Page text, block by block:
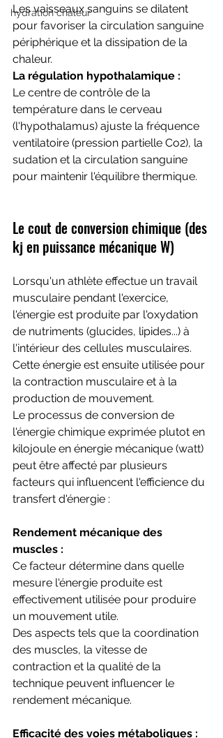
hydration chaleur
Les vaisseaux sanguins se dilatent
pour favoriser la circulation sanguine
périphérique et la dissipation de la
chaleur.
La régulation hypothalamique :
Le centre de contrôle de la
température dans le cerveau
(l'hypothalamus) ajuste la fréquence
ventilatoire (pression partielle Co2), la
sudation et la circulation sanguine
pour maintenir l'équilibre thermique.
Le cout de conversion chimique (des
kj en puissance mécanique W)
Lorsqu'un athlète effectue un travail
musculaire pendant l'exercice,
l'énergie est produite par l'oxydation
de nutriments (glucides, lipides...) à
l'intérieur des cellules musculaires.
Cette énergie est ensuite utilisée pour
la contraction musculaire et à la
production de mouvement.
Le processus de conversion de
l'énergie chimique exprimée plutot en
kilojoule en énergie mécanique (watt)
peut être affecté par plusieurs
facteurs qui influencent l'efficience du
transfert d'énergie :
Rendement mécanique des
muscles :
Ce facteur détermine dans quelle
mesure l'énergie produite est
effectivement utilisée pour produire
un mouvement utile.
Des aspects tels que la coordination
des muscles, la vitesse de
contraction et la qualité de la
technique peuvent influencer le
rendement mécanique.
Efficacité des voies métaboliques :